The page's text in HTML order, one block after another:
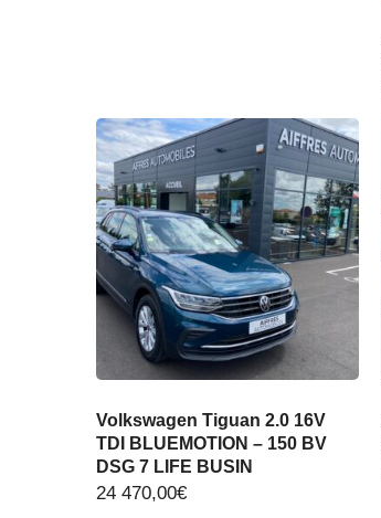
Volkswagen Tiguan 2.0 16V
TDI BLUEMOTION – 150 BV
DSG 7 LIFE BUSIN
24 470,00€